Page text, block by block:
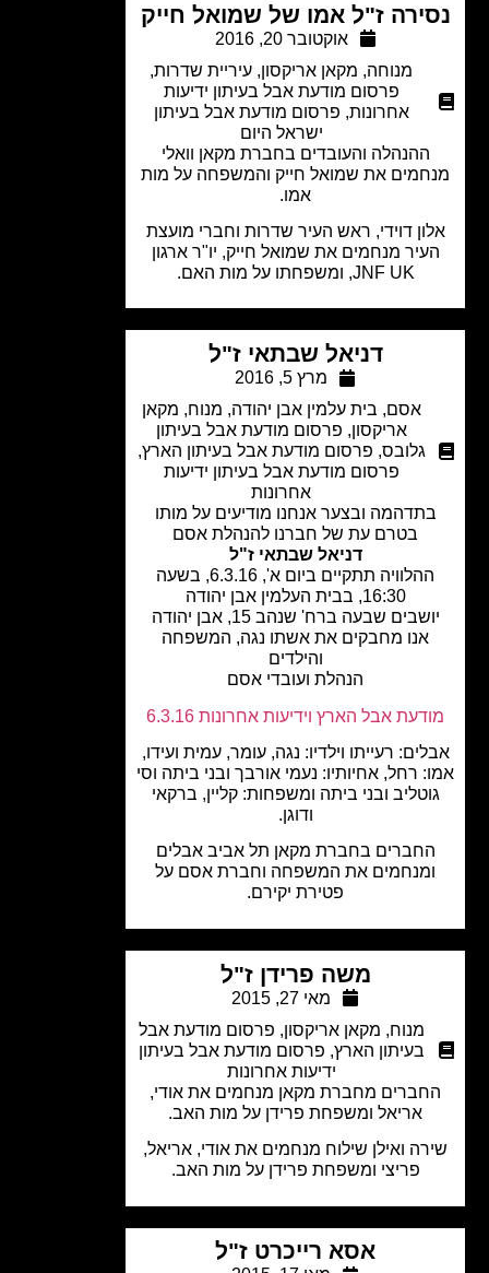
ז"ל אמו של שמואל חייק
אוקטובר 20, 2016
מקאן אריקסון ,עיריית שדרות,
פרסום מודעת אבל בעיתון ידיעות
אחרונות,פרסום מודעת אבל בעיתון
ישראל היום
ההנהלה והעובדים בחברת מקאן וואלי
את שמואל חייק והמשפחה על מות
דוידי, ראש העיר שדרות וחברי מועצת
מנחמים את שמואל חייק, יו"ר ארגון
JNF UK, ומשפחתו על מות האם.
דניאל שבתאי ז"ל
מרץ 5, 2016
בית עלמין אבן יהודה,מנוח,מקאן
,פרסום מודעת אבל בעיתון
גלובס
פרסום מודעת אבל בעיתון הארץ,
פרסום מודעת אבל בעיתון ידיעות
אחרונות
ובצער אנחנו מודיעים על מותו
בטרם עת של חברנו להנהלת אסם
דניאל שבתאי ז"ל
ההלוויה תתקיים ביום א', 6.3.16, בשעה
שבעה ברח' שנהב 15, אבן יהודה
אנו מחבקים את אשתו נגה, המשפחה
הנהלת ועובדי אסם
אבל הארץ וידיעות אחרונות 6.3.16
רעייתו וילדיו: נגה, עומר, עמית ועידו,
רחל, אחיותיו: נעמי אורבך ובני ביתה וסי
ובני ביתה ומשפחות: קליין, ברקאי
בחברת מקאן תל אביב אבלים
את המשפחה וחברת אסם על
פטירת יקירם.
משה פרידן ז"ל
מאי 27, 2015
מקאן אריקסון ,פרסום מודעת אבל
בעיתון הארץ,פרסום מודעת אבל בעיתון
ידיעות אחרונות
מחברת מקאן מנחמים את אודי,
אריאל ומשפחת פרידן על מות האב.
ואילן שילוח מנחמים את אודי, אריאל,
פריצי ומשפחת פרידן על מות האב.
אסא רייכרט ז"ל